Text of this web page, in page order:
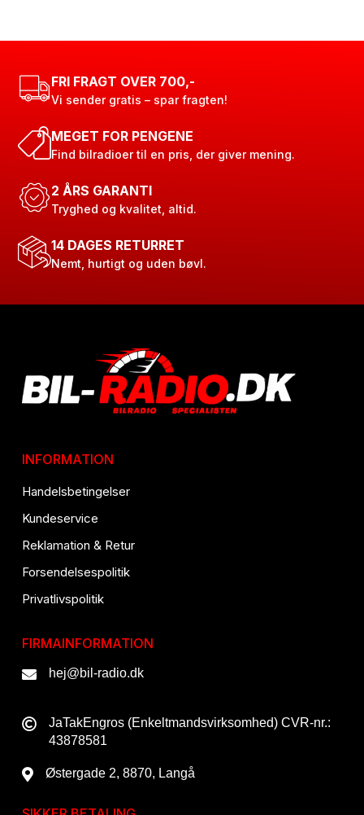
FRI FRAGT OVER 700,-
Vi sender gratis – spar fragten!
MEGET FOR PENGENE
Find bilradioer til en pris, der giver mening.
2 ÅRS GARANTI
Tryghed og kvalitet, altid.
14 DAGES RETURRET
Nemt, hurtigt og uden bøvl.
INFORMATION
Handelsbetingelser
Kundeservice
Reklamation & Retur
Forsendelsespolitik
Privatlivspolitik
FIRMAINFORMATION
hej@bil-radio.dk
JaTakEngros (Enkeltmandsvirksomhed) CVR-nr.:
43878581
Østergade 2, 8870, Langå